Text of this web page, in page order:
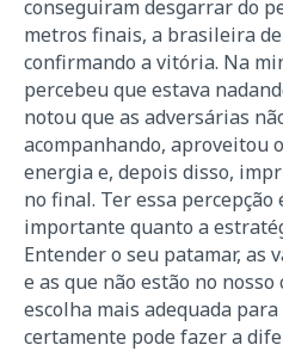
conseguiram desgarrar do
metros finais, a brasileira
confirmando a vitória. Na
percebeu que estava
notou que as adversárias
acompanhando, aproveitou
energia e, depois disso,
no final. Ter essa percepção
importante quanto a
Entender o seu patamar, as
e as que não estão no
escolha mais adequada
certamente pode fazer a